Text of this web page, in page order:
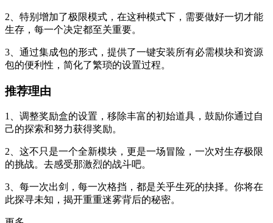
2、特别增加了极限模式，在这种模式下，需要做好一切才能
生存，每一个决定都至关重要。
3、通过集成包的形式，提供了一键安装所有必需模块和资源
包的便利性，简化了繁琐的设置过程。
推荐理由
1、调整奖励盒的设置，移除丰富的初始道具，鼓励你通过自
己的探索和努力获得奖励。
2、这不只是一个全新模块，更是一场冒险，一次对生存极限
的挑战。去感受那激烈的战斗吧。
3、每一次出剑，每一次格挡，都是关乎生死的抉择。你将在
此探寻未知，揭开重重迷雾背后的秘密。